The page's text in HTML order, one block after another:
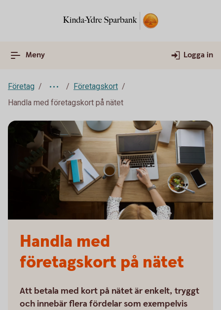
Meny Logga in
Företag
Företagskort
Handla med företagskort på nätet
Handla med
företagskort på nätet
Att betala med kort på nätet är enkelt, tryggt
och innebär flera fördelar som exempelvis